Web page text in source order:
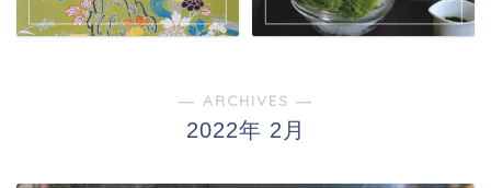
― ARCHIVES ―
2022年 2月